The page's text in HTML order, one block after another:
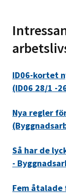
ID06-kortet
(ID06 28/1 -
Nya regler
Så har de
-
Fem